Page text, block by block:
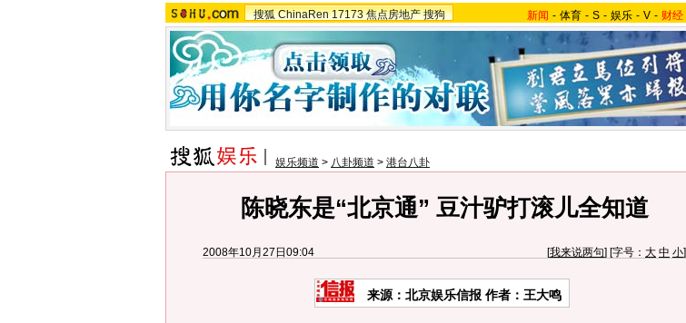
搜狐 ChinaRen 17173 焦点房地产 搜狗 新闻 - 体育 - S - 娱乐 - V - 财经
娱乐频道 > 八卦频道 > 港台八卦
陈晓东是“北京通” 豆汁驴打滚儿全知道
2008年10月27日09:04 [我来说两句] [字号： 大 中 小]
来源：北京娱乐信报 作者：王大鸣